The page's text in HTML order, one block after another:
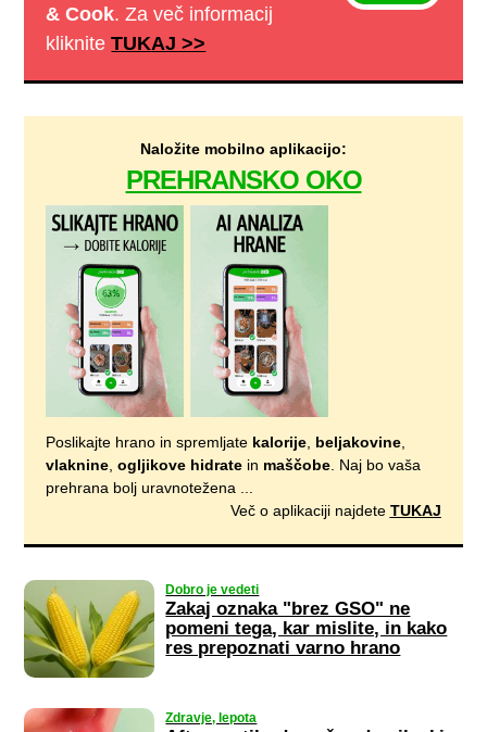
& Cook. Za več informacij
klikniteTUKAJ >>
Naložite mobilno aplikacijo:
PREHRANSKO OKO
Poslikajte hrano in spremljate kalorije beljakovine
vlaknine ,ogljikove hidrate in maščobe . Naj bo vaša
prehrana bolj uravnotežena ...
Več o aplikaciji najdete TUKAJ
Dobro je vedeti
Zakaj oznaka "brez GSO" ne
pomeni tega, kar mislite, in kako
res prepoznati varno hrano
Zdravje, lepota